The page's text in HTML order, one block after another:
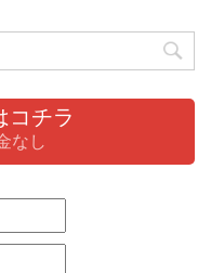
コチラ
なし